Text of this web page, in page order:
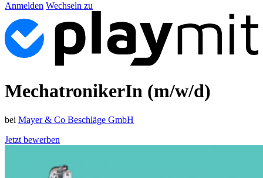
Anmelden Wechseln zu
MechatronikerIn (m/w/d)
bei Mayer & Co Beschläge GmbH
Jetzt bewerben